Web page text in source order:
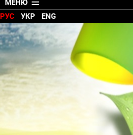
МЕНЮ
РУС
УКР ENG